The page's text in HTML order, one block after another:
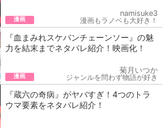
漫画
namisuke3
漫画もラノベも大好き！
『血まみれスケバンチェーンソー』の魅
力を結末までネタバレ紹介！映画化！
漫画
菊月いつか
ジャンルを問わず物語が好き
『蔵六の奇病』がヤバすぎ！4つのトラ
ウマ要素をネタバレ紹介！